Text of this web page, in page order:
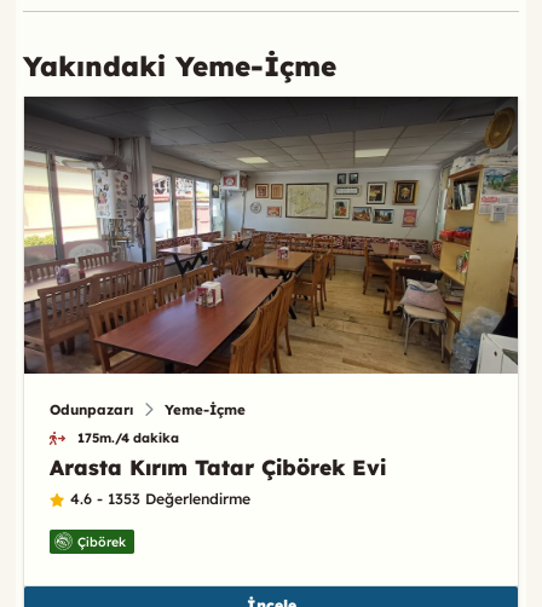
Yakındaki Yeme-İçme
Odunpazarı Yeme-İçme
175m./4 dakika
Arasta Kırım Tatar Çibörek Evi
4.6 - 1353 Değerlendirme
Çibörek